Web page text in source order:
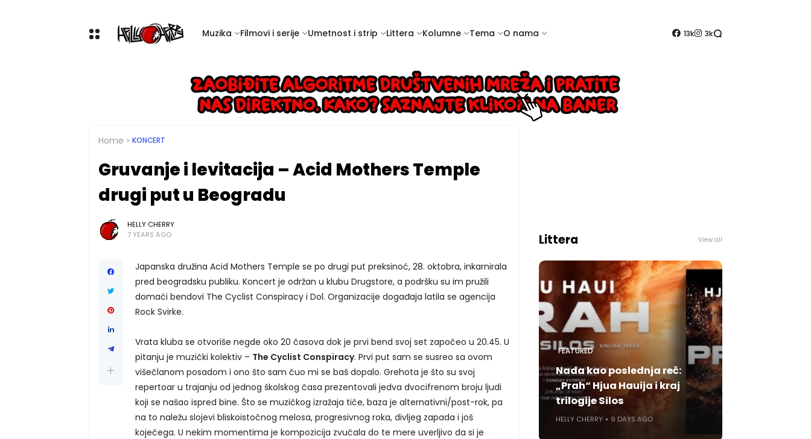
Muzika Filmovi i serije Umetnost i strip Littera Kolumne Tema O nama 13k 3k
Home KONCERT
Gruvanje i levitacija – Acid Mothers Temple
drugi put u Beogradu
HELLY CHERRY
7 YEARS AGO
Japanska družina Acid Mothers Temple se po drugi put preksinoć, 28. oktobra, inkarnirala
pred beogradsku publiku. Koncert je održan u klubu Drugstore, a podršku su im pružili
domaći bendovi The Cyclist Conspiracy i Dol. Organizacije događaja latila se agencija
Rock Svirke.
Vrata kluba se otvoriše negde oko 20 časova dok je prvi bend svoj set započeo u 20.45. U
pitanju je muzički kolektiv – The Cyclist Conspiracy. Prvi put sam se susreo sa ovom
višečlanom posadom i ono što sam čuo mi se baš dopalo. Grehota je što su svoj
repertoar u trajanju od jednog školskog časa prezentovali jedva dvocifrenom broju ljudi
koji se našao ispred bine. Što se muzičkog izražaja tiče, baza je alternativni/post-rok, pa
na to naležu slojevi bliskoistočnog melosa, progresivnog roka, divljeg zapada i još
koječega. U nekim momentima je kompozicija zvučala do te mere uverljivo da si je
Littera View all
FEATURED
Nada kao poslednja reč:
„Prah“ Hjua Hauija i kraj
trilogije Silos
HELLY CHERRY 9 DAYS AGO